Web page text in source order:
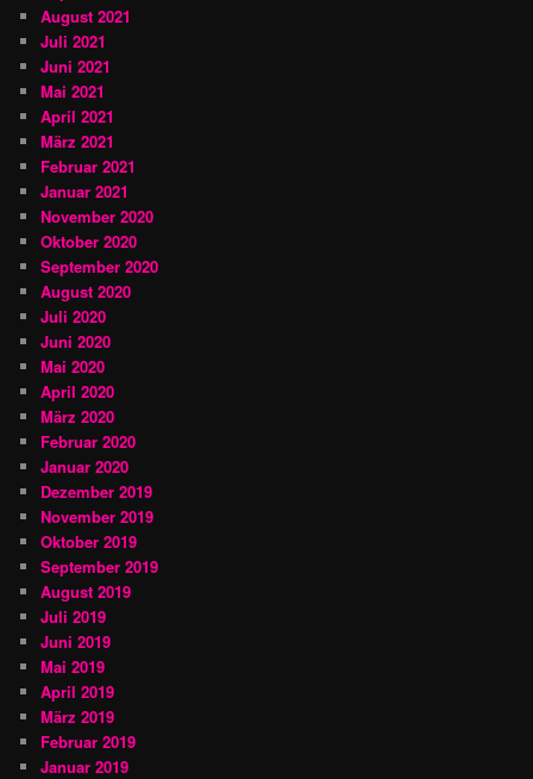
August 2021
Juli 2021
Juni 2021
Mai 2021
April 2021
März 2021
Februar 2021
Januar 2021
November 2020
Oktober 2020
September 2020
August 2020
Juli 2020
Juni 2020
Mai 2020
April 2020
März 2020
Februar 2020
Januar 2020
Dezember 2019
November 2019
Oktober 2019
September 2019
August 2019
Juli 2019
Juni 2019
Mai 2019
April 2019
März 2019
Februar 2019
Januar 2019